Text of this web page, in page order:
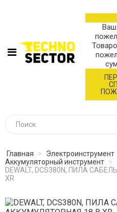
Ваш
Главная > Электроинструмент
Аккумуляторный инструмент >
DEWALT, DCS380N, ПИЛА
XR